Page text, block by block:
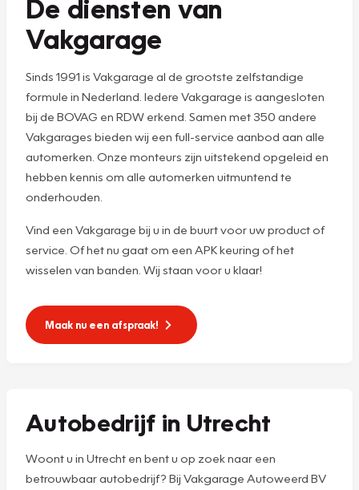
De diensten van
Vakgarage
Sinds 1991 is Vakgarage al de grootste zelfstandige
formule in Nederland. Iedere Vakgarage is aangesloten
bij de BOVAG en RDW erkend. Samen met 350 andere
Vakgarages bieden wij een full-service aanbod aan alle
automerken. Onze monteurs zijn uitstekend opgeleid en
hebben kennis om alle automerken uitmuntend te
onderhouden.
Vind een Vakgarage bij u in de buurt voor uw product of
service. Of het nu gaat om een APK keuring of het
wisselen van banden. Wij staan voor u klaar!
Maak nu een afspraak!
Autobedrijf in Utrecht
Woont u in Utrecht en bent u op zoek naar een
betrouwbaar autobedrijf? Bij Vakgarage Autoweerd BV